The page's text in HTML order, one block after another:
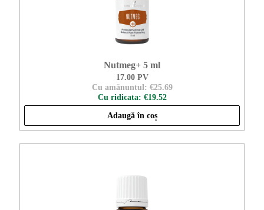
Nutmeg+ 5 ml
17.00 PV
Cu amănuntul: €25.69
Cu ridicata: €19.52
Adaugă în coș